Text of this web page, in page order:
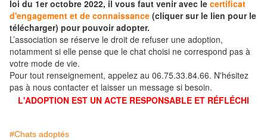
loi du 1er octobre 2022, il vous faut venir avec le certificat
d'engagement et de connaissance (cliquer sur le lien pour le
télécharger) pour pouvoir adopter.
L’association se réserve le droit de refuser une adoption,
notamment si elle pense que le chat choisi ne correspond pas à
votre mode de vie.
Pour tout renseignement, appelez au 06.75.33.84.66. N'hésitez
pas à nous contacter et laisser un message si besoin.
L'ADOPTION EST UN ACTE RESPONSABLE ET RÉFLÉCHI
#Chats adoptés